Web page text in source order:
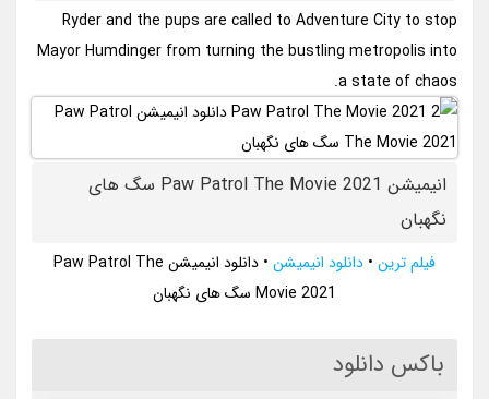
Ryder and the pups are called to Adventure City to stop
Mayor Humdinger from turning the bustling metropolis into
a state of chaos.
انیمیشن Paw Patrol The Movie 2021 سگ های
نگهبان
فیلم ترین • دانلود انیمیشن •
دانلود انیمیشن Paw Patrol The
Movie 2021 سگ های نگهبان
باکس دانلود